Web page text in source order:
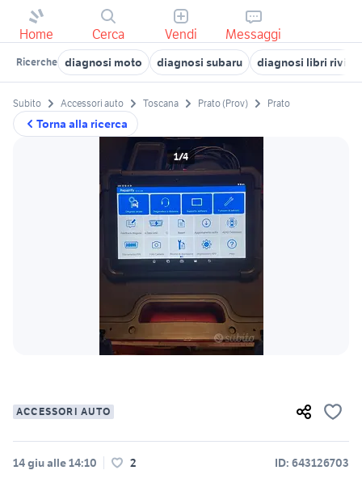
Home Cerca Vendi Messaggi
Ricerche diagnosi moto diagnosi subaru diagnosi libri riviste
Torna alla ricerca
Subito Accessori auto Toscana Prato (Prov) Prato
1/4
ACCESSORI AUTO
14 giu alle 14:10 2 ID: 643126703